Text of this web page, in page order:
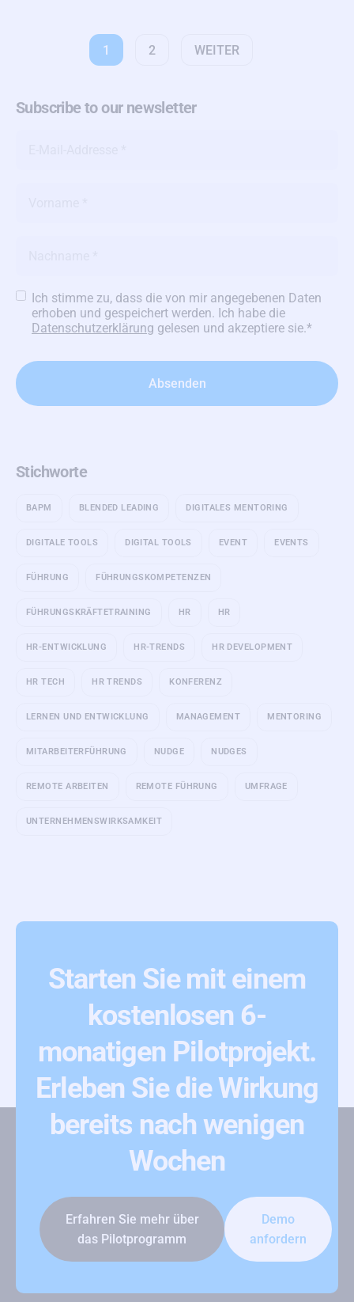
1 2 WEITER
Subscribe to our newsletter
Datenschutzerklärung*
Ich stimme zu, dass die von mir angegebenen Daten
erhoben und gespeichert werden. Ich habe die
Datenschutzerklärung gelesen und akzeptiere sie.*
Stichworte
BAPM BLENDED LEADING DIGITALES MENTORING
DIGITALE TOOLS DIGITAL TOOLS EVENT EVENTS
FÜHRUNG FÜHRUNGSKOMPETENZEN
FÜHRUNGSKRÄFTETRAINING HR HR
HR-ENTWICKLUNG HR-TRENDS HR DEVELOPMENT
HR TECH HR TRENDS KONFERENZ
LERNEN UND ENTWICKLUNG MANAGEMENT MENTORING
MITARBEITERFÜHRUNG NUDGE NUDGES
REMOTE ARBEITEN REMOTE FÜHRUNG UMFRAGE
UNTERNEHMENSWIRKSAMKEIT
Starten Sie mit einem
kostenlosen 6-
monatigen Pilotprojekt.
Erleben Sie die Wirkung
bereits nach wenigen
Wochen
Erfahren Sie mehr über
das Pilotprogramm
Demo
anfordern